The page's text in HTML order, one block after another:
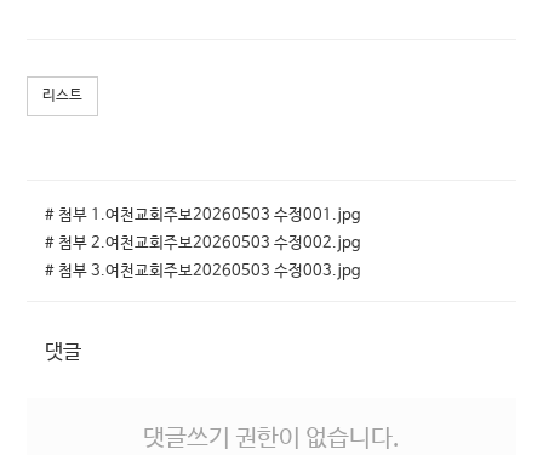
리스트
# 첨부 1.여천교회주보20260503 수정001.jpg
# 첨부 2.여천교회주보20260503 수정002.jpg
# 첨부 3.여천교회주보20260503 수정003.jpg
댓글
댓글쓰기 권한이 없습니다.